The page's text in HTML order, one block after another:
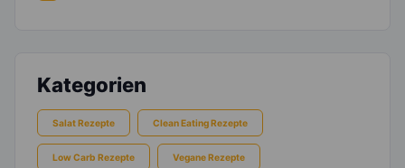
Kategorien
Salat Rezepte Clean Eating Rezepte
Low Carb Rezepte Vegane Rezepte